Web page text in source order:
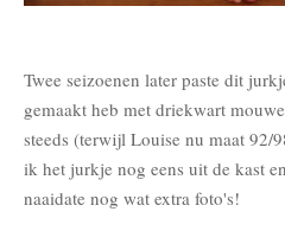
Twee seizoenen later paste dit
gemaakt heb met driekwart
steeds (terwijl Louise nu maat 92/
ik het jurkje nog eens uit de kast
naaidate nog wat extra foto's!